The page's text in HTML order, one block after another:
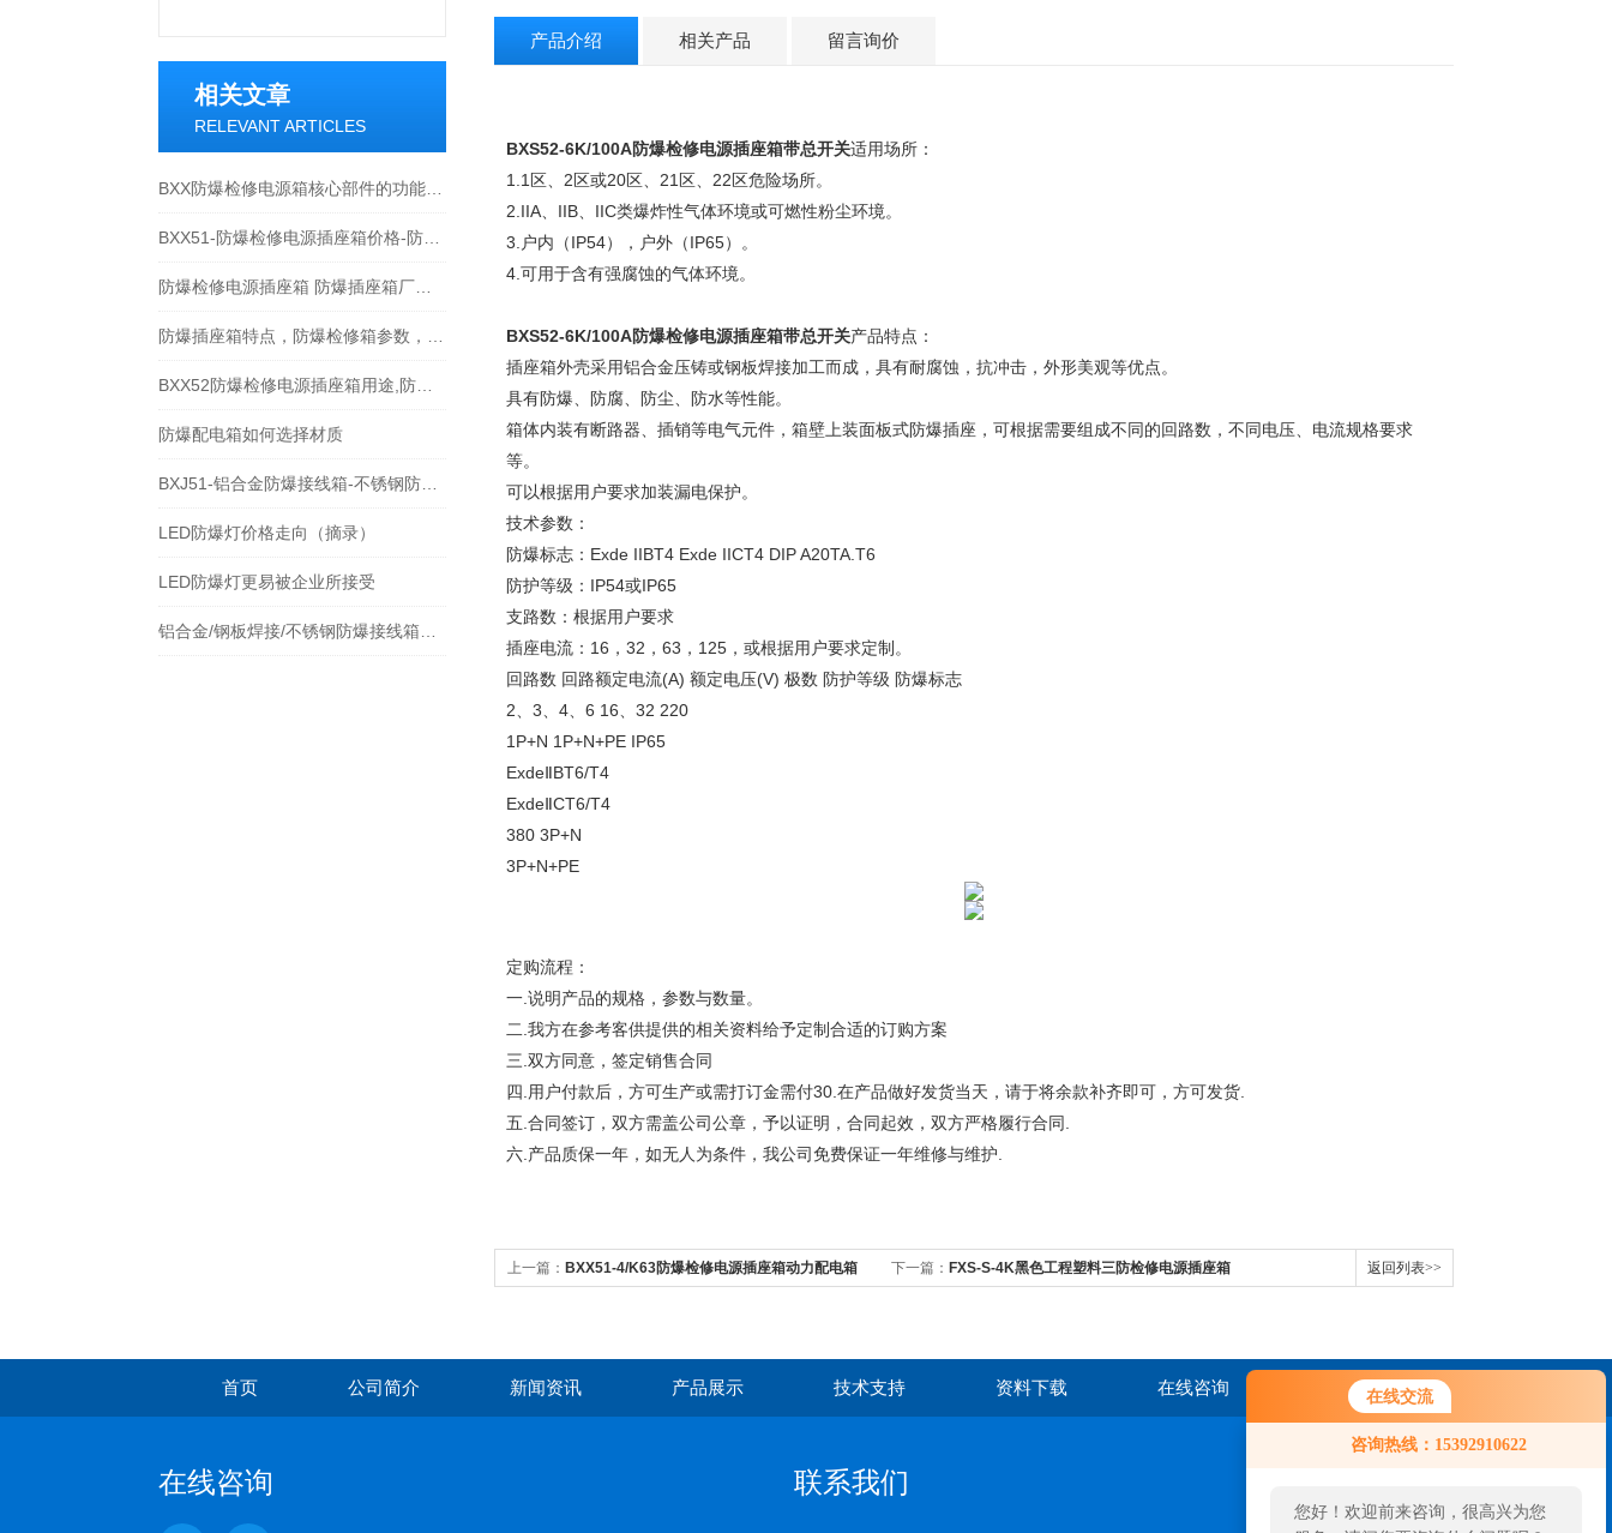
在线交流
咨询热线：15392910622
您好！欢迎前来咨询，很高兴为您
相关文章
RELEVANT ARTICLES
防爆配电箱如何选择材质
LED防爆灯价格走向（摘录）
LED防爆灯更易被企业所接受
产品介绍 相关产品 留言询价
BXS52-6K/100A防爆检修电源插座箱带总开关适用场所：
1.1区、2区或20区、21区、22区危险场所。
2.IIA、IIB、IIC类爆炸性气体环境或可燃性粉尘环境。
3.户内（IP54），户外（IP65）。
4.可用于含有强腐蚀的气体环境。
BXS52-6K/100A防爆检修电源插座箱带总开关产品特点：
插座箱外壳采用铝合金压铸或钢板焊接加工而成，具有耐腐蚀，抗冲击，外形美观等优点。
具有防爆、防腐、防尘、防水等性能。
箱体内装有断路器、插销等电气元件，箱壁上装面板式防爆插座，可根据需要组成不同的回路数，不同电压、电流规格要求
等。
可以根据用户要求加装漏电保护。
技术参数：
防爆标志：Exde IIBT4 Exde IICT4 DIP A20TA.T6
防护等级：IP54或IP65
支路数：根据用户要求
插座电流：16，32，63，125，或根据用户要求定制。
回路数 回路额定电流(A) 额定电压(V) 极数 防护等级 防爆标志
2、3、4、6 16、32 220
1P+N 1P+N+PE IP65
ExdeⅡBT6/T4
ExdeⅡCT6/T4
380 3P+N
3P+N+PE
定购流程：
一.说明产品的规格，参数与数量。
二.我方在参考客供提供的相关资料给予定制合适的订购方案
三.双方同意，签定销售合同
四.用户付款后，方可生产或需打订金需付30.在产品做好发货当天，请于将余款补齐即可，方可发货.
五.合同签订，双方需盖公司公章，予以证明，合同起效，双方严格履行合同.
六.产品质保一年，如无人为条件，我公司免费保证一年维修与维护.
上一篇： BXX51-4/K63防爆检修电源插座箱动力配电箱 下一篇： FXS-S-4K黑色工程塑料三防检修电源插座箱 返回列表>>
首页 公司简介 新闻资讯 产品展示 技术支持 资料下载 在线咨询 联系我们
在线咨询 联系我们